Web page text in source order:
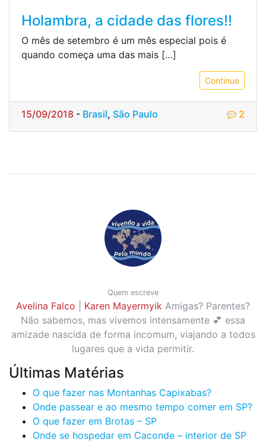
Holambra, a cidade das flores!!
O mês de setembro é um mês especial pois é
quando começa uma das mais […]
Continue
15/09/2018 - Brasil, São Paulo 2
Quem escreve
Avelina Falco Karen Mayermyik Amigas? Parentes?
Não sabemos, mas vivemos intensamente 💕 essa
amizade nascida de forma incomum, viajando a todos
lugares que a vida permitir.
Últimas Matérias
O que fazer nas Montanhas Capixabas?
Onde passear e ao mesmo tempo comer em SP?
O que fazer em Brotas – SP
Onde se hospedar em Caconde – interior de SP